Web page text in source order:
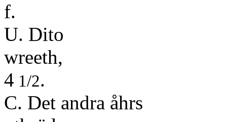
f.
U. Dito
4 1/2.
C. Det andra åhrs